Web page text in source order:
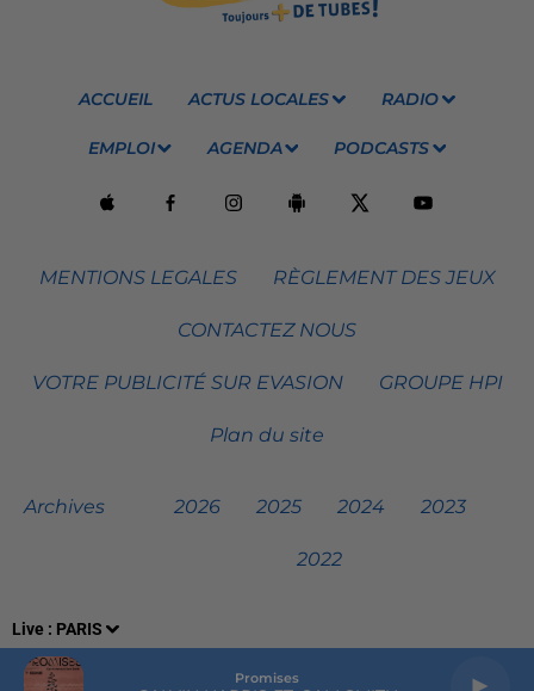
Live : PARIS
Promises
ACCUEIL ACTUS LOCALES RADIO
EMPLOI AGENDA PODCASTS
MENTIONS LEGALES RÈGLEMENT DES JEUX
CONTACTEZ NOUS
VOTRE PUBLICITÉ SUR EVASION GROUPE HPI
Plan du site
Archives 2026 2025 2024 2023
2022